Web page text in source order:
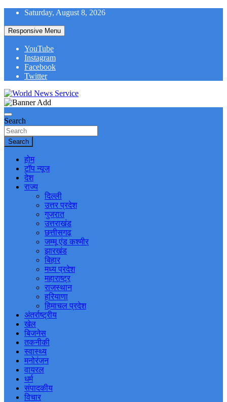
Skip
content
Saturday, August 8, 2026
Responsive Menu
YouTube
Instagram
Facebook
Twitter
World News Service
Search
Search
होम
टॉप न्यूज
देश
राज्य
दिल्ली
उत्तर प्रदेश
गुजरात
उत्तराखंड
छत्तीसगढ़
जम्मू एंड कश्मीर
झारखंड
बिहार
मध्य प्रदेश
महाराष्ट्र
राजस्थान
हरियाणा
हिमाचल प्रदेश
अंतर्राष्ट्रीय
खेल
बिजनेस
तकनीकी
स्वास्थ्य
मनोरंजन
वायरल
धर्म
संपादकीय
विचार